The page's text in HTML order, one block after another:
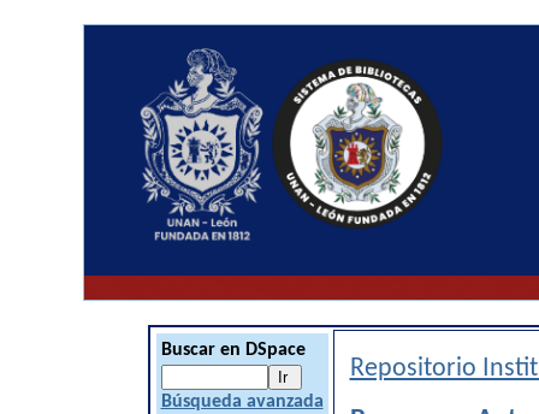
Buscar en DSpace
Búsqueda avanzada
Repositorio